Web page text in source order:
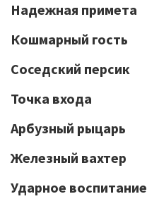
Надежная примета
Кошмарный гость
Соседский персик
Точка входа
Арбузный рыцарь
Железный вахтер
Ударное воспитание